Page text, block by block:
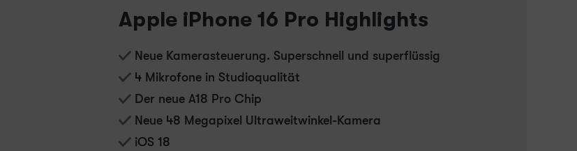
Apple iPhone 16 Pro Highlights
Neue Kamerasteuerung. Superschnell und superflüssig
4 Mikrofone in Studioqualität
Der neue A18 Pro Chip
Neue 48 Megapixel Ultraweitwinkel-Kamera
iOS 18